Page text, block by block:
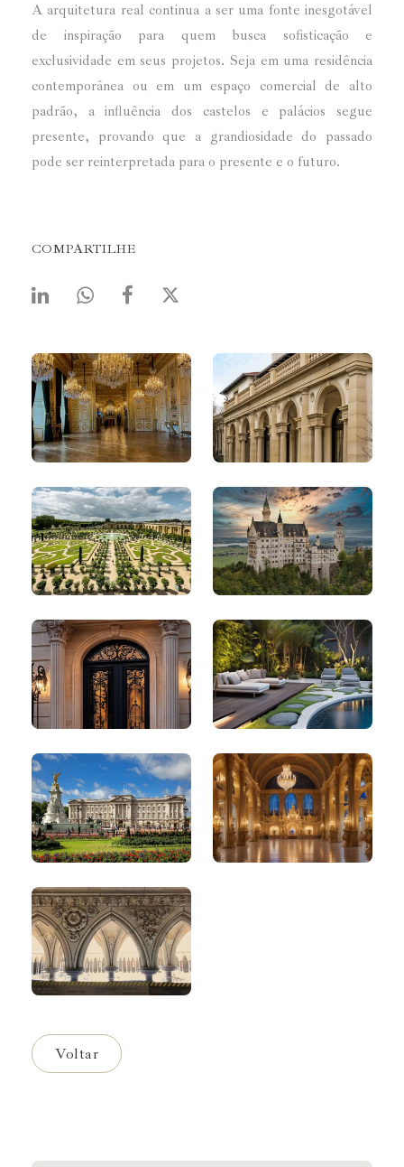
A arquitetura real continua a ser uma fonte inesgotável
de inspiração para quem busca sofisticação e
exclusividade em seus projetos. Seja em uma residência
contemporânea ou em um espaço comercial de alto
padrão, a influência dos castelos e palácios segue
presente, provando que a grandiosidade do passado
pode ser reinterpretada para o presente e o futuro.
COMPARTILHE
Voltar